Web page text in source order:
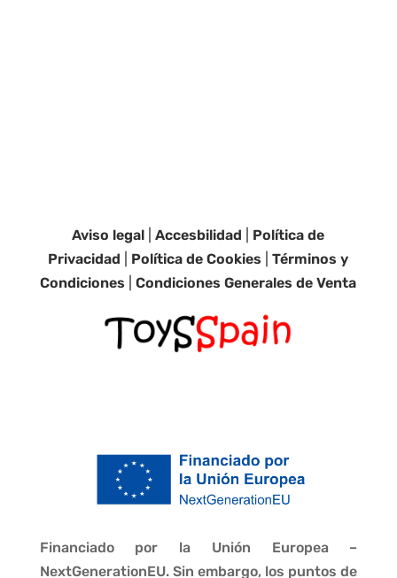
Aviso legal |Accesbilidad
Política de
Privacidad
Política de Cookies |Términos y
Condiciones |Condiciones Generales de Venta
Financiado por la Unión Europea –
NextGenerationEU. Sin embargo, los puntos de